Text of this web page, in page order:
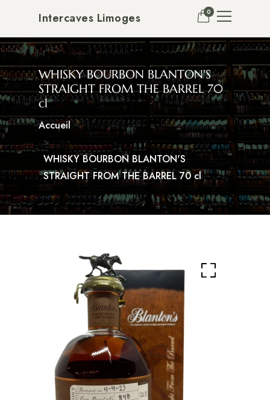
Intercaves Limoges 0
WHISKY BOURBON BLANTON'S
STRAIGHT FROM THE BARREL 70
cl
Accueil
WHISKY BOURBON BLANTON'S
STRAIGHT FROM THE BARREL 70 cl